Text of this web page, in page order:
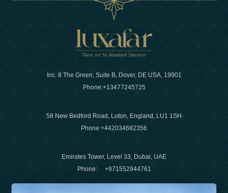
Inc. 8 The Green, Suite B, Dover, DE USA, 19901
Phone:+13477245725
58 New Bedford Road, Luton, England, LU1 1SH
Phone:+442034682356
Emirates Tower, Level 33, Dubai, UAE
Phone: +971552944761
Хотели бы вы услышать больше о последних
Подпишитесь на нашу рассылку и будьте в курсе